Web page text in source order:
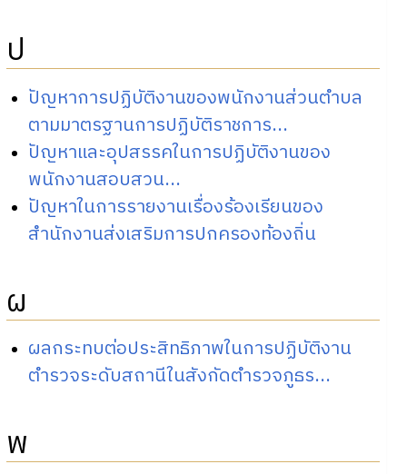
ป
ปัญหาการปฏิบัติงานของพนักงานส่วนตำบล
ตามมาตรฐานการปฏิบัติราชการ...
ปัญหาและอุปสรรคในการปฏิบัติงานของ
พนักงานสอบสวน...
ปัญหาในการรายงานเรื่องร้องเรียนของ
สำนักงานส่งเสริมการปกครองท้องถิ่น
ผ
ผลกระทบต่อประสิทธิภาพในการปฏิบัติงาน
ตำรวจระดับสถานีในสังกัดตำรวจภูธร...
พ